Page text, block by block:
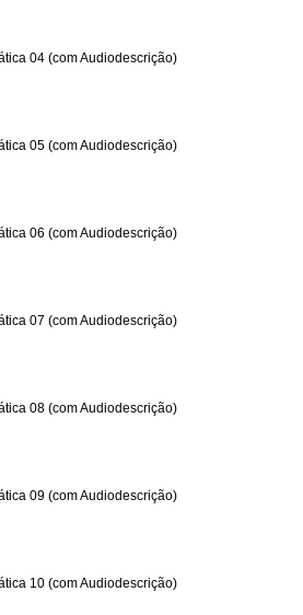
04 (com Audiodescrição)
05 (com Audiodescrição)
06 (com Audiodescrição)
07 (com Audiodescrição)
08 (com Audiodescrição)
09 (com Audiodescrição)
10 (com Audiodescrição)